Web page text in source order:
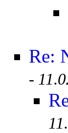
Re:
-